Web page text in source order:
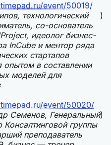
event/50019/
технологический
со-основатель
идеолог бизнес-
InCube и ментор ряда
стартапов
опытом в составлении
моделей для
)
event/50020/
Семенов, Генеральный
Консалтинговой группы
преподаватель
)